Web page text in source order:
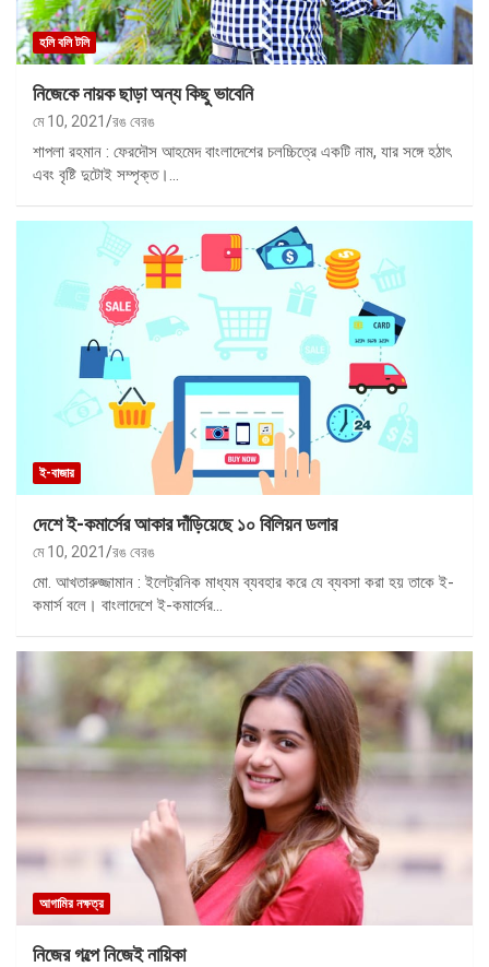
হলি বলি টলি
নিজেকে নায়ক ছাড়া অন্য কিছু ভাবেনি
মে 10, 2021 রঙ বেরঙ
শাপলা রহমান : ফেরদৌস আহমেদ বাংলাদেশের চলচ্চিত্রে একটি নাম, যার সঙ্গে হঠাৎ
এবং বৃষ্টি দুটোই সম্পৃক্ত।…
ই-বাজার
দেশে ই-কমার্সের আকার দাঁড়িয়েছে ১০ বিলিয়ন ডলার
মে 10, 2021 রঙ বেরঙ
মো. আখতারুজ্জামান : ইলেট্রনিক মাধ্যম ব্যবহার করে যে ব্যবসা করা হয় তাকে ই-
কমার্স বলে। বাংলাদেশে ই-কমার্সের…
আগামির নক্ষত্র
নিজের গল্পে নিজেই নায়িকা